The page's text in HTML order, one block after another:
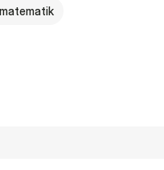
- erhvervs­økonomi og